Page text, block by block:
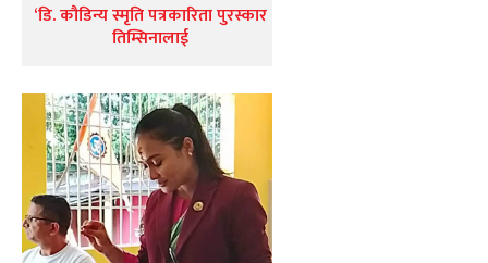
‘डि. कौडिन्य स्मृति पत्रकारिता पुरस्कार
तिम्सिनालाई